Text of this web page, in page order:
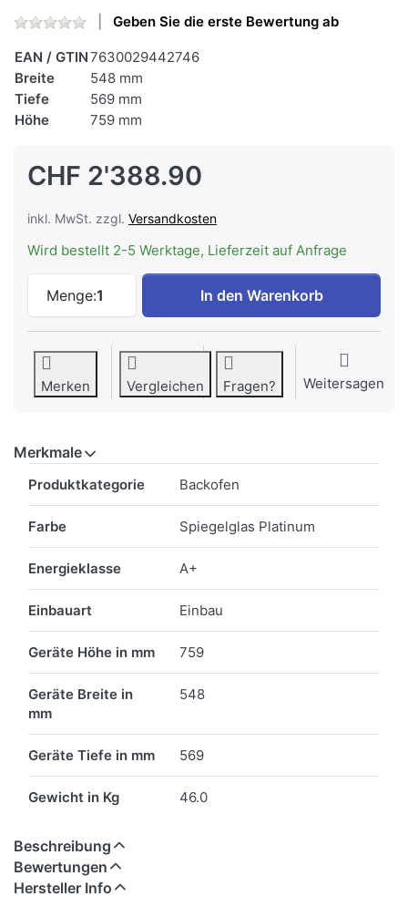
Geben Sie die erste Bewertung ab
EAN / GTIN7630029442746
Breite
548 mm
Tiefe
569 mm
Höhe
759 mm
CHF 2'388.90
inkl. MwSt. zzgl. Versandkosten
Wird bestellt 2-5 Werktage, Lieferzeit auf Anfrage
Menge:1
V-ZUG Backofen Combair V6000 7UC,
In den Warenkorb
Merken Vergleichen Fragen? Weitersagen
Merkmale
Produktkategorie Backofen
Farbe Spiegelglas Platinum
Energieklasse A+
Einbauart Einbau
Geräte Höhe in mm 759
Geräte Breite in
mm
548
Geräte Tiefe in mm 569
Gewicht in Kg 46.0
Beschreibung
Bewertungen
Hersteller Info